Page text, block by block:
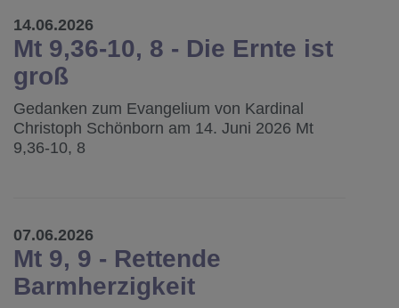
14.06.2026
Mt 9,36-10, 8 - Die Ernte ist
groß
Gedanken zum Evangelium von Kardinal
Christoph Schönborn am 14. Juni 2026 Mt
9,36-10, 8
07.06.2026
Mt 9, 9 - Rettende
Barmherzigkeit